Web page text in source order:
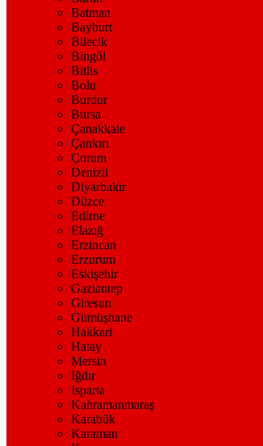
Batman
Bayburt
Bilecik
Bingöl
Bitlis
Bolu
Burdur
Bursa
Çanakkale
Çankırı
Çorum
Denizli
Diyarbakır
Düzce
Edirne
Elazığ
Erzincan
Erzurum
Eskişehir
Gaziantep
Giresun
Gümüşhane
Hakkari
Hatay
Mersin
Iğdır
Isparta
Kahramanmaraş
Karabük
Karaman